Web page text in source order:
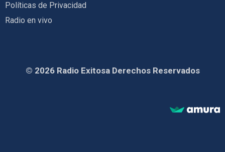
Políticas de Privacidad
Radio en vivo
© 2026 Radio Exitosa Derechos Reservados